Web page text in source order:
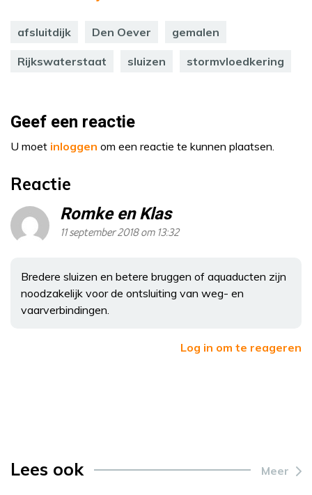
afsluitdijk Den Oever gemalen
Rijkswaterstaat sluizen stormvloedkering
Geef een reactie
U moet inloggen om een reactie te kunnen plaatsen.
Reactie
Romke en Klas
11 september 2018 om 13:32
Bredere sluizen en betere bruggen of aquaducten zijn
noodzakelijk voor de ontsluiting van weg- en
vaarverbindingen.
Log in om te reageren
Lees ook Meer